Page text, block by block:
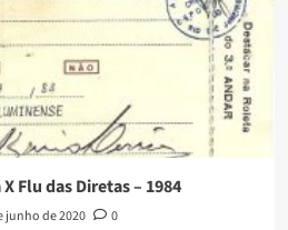
Flu das Diretas – 1984
junho de 2020
0